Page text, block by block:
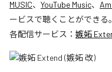
MUSIC、 YouTube Music、
ービスで聴くことができる。
各配信サービス： 嫉妬